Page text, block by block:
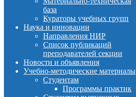
база
Кураторы учебных групп
Наука и инновации
Направления НИР
Список публикаций
преподавателей секции
Новости и объявления
Учебно-методические материалы
Студентам
Программы практик